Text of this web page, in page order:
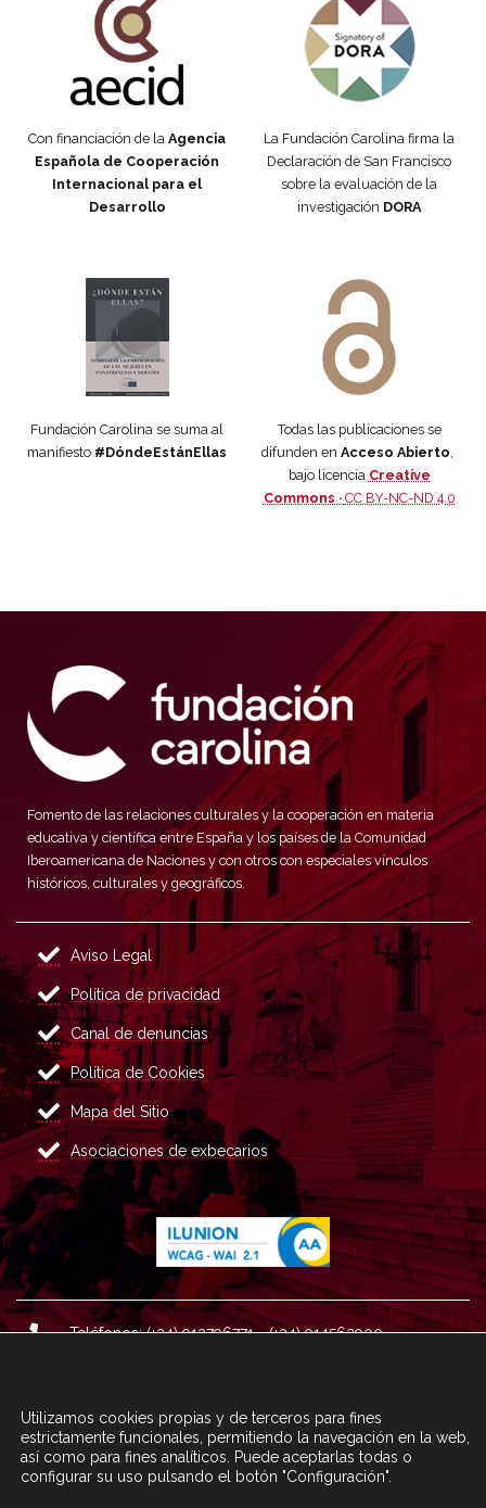
Con financiación de la Agencia
Española de Cooperación
Internacional para el
Desarrollo
La Fundación Carolina firma la
Declaración de San Francisco
sobre la evaluación de la
investigación DORA
Fundación Carolina se suma al
manifiesto #DóndeEstánEllas
Todas las publicaciones se
difunden en Acceso Abierto
bajo licencia Creative
Commons · CC BY-NC-ND 4.0
Fomento de las relaciones culturales y la cooperación en materia
educativa y científica entre España y los países de la Comunidad
Iberoamericana de Naciones y con otros con especiales vínculos
históricos, culturales y geográficos.
Aviso Legal
Política de privacidad
Canal de denuncias
Política de Cookies
Mapa del Sitio
Asociaciones de exbecarios
Teléfonos: (+34) 913796771 - (+34) 914562900
Correo : informacion@fundacioncarolina.es
CONTACTA CON FCA TRAVÉS DEL
Utilizamos cookies propias y de terceros para fines
estrictamente funcionales, permitiendo la navegación en la web,
así como para fines analíticos. Puede aceptarlas todas o
configurar su uso pulsando el botón "Configuración".